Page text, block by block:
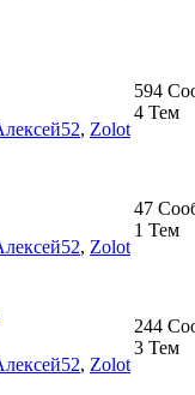
, Zolot
594
4 Тем
, Zolot
47
1 Тем
, Zolot
244
3 Тем